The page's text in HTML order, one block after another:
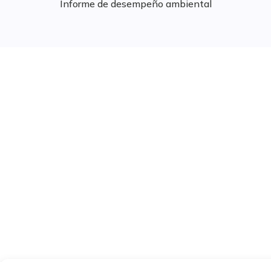
Informe de desempeño ambiental